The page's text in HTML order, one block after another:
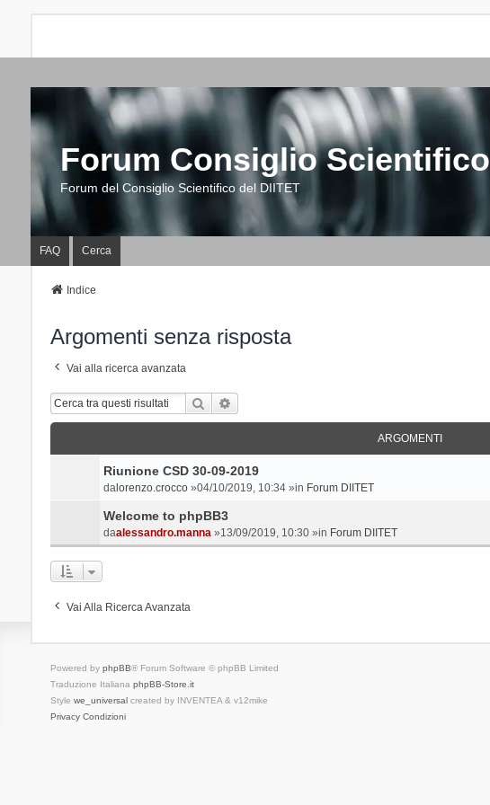
Forum Consiglio Scientifico
Forum del Consiglio Scientifico del DIITET
FAQ Cerca
Indice
Argomenti senza risposta
Vai alla ricerca avanzata
Cerca
ARGOMENTI
Riunione CSD 30-09-2019
dalorenzo.crocco»04/10/2019, 10:34 »in Forum DIITET
Welcome to phpBB3
daalessandro.manna»13/09/2019, 10:30 »in Forum DIITET
Vai Alla Ricerca Avanzata
Powered by phpBB® Forum Software © phpBB Limited
Traduzione Italiana phpBB-Store.it
Style we_universalcreated by INVENTEA & v12mike
Privacy Condizioni